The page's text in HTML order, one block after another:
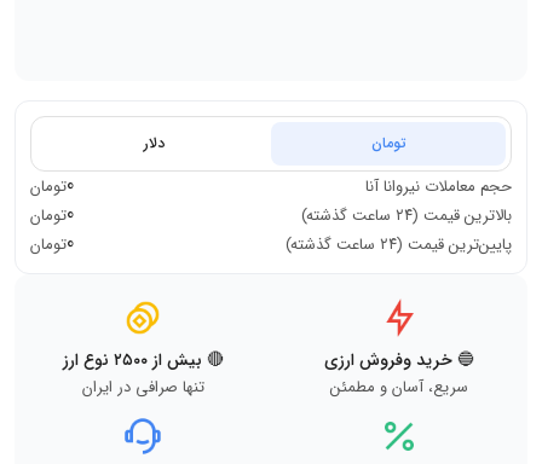
تومان دلار
حجم معاملات نیروانا آنا 0تومان
بالاترین قیمت (۲۴ ساعت گذشته)
0تومان
پایین‌ترین قیمت (۲۴ ساعت گذشته)
0تومان
🔵 خرید وفروش ارزی
سریع، آسان و مطمئن
🔴 بیش از ۲۵۰۰ نوع ارز
تنها صرافی در ایران